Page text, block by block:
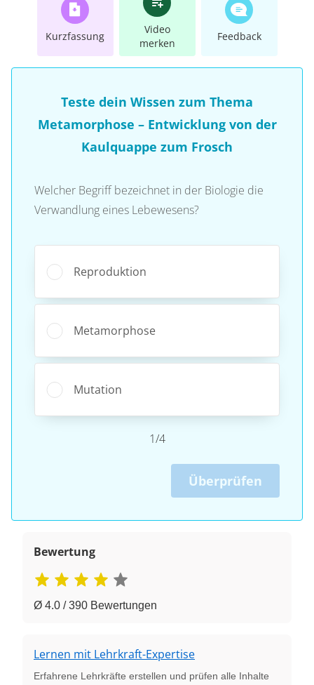
Kurzfassung
Video
merken
Feedback
Teste dein Wissen zum Thema
Metamorphose – Entwicklung von der
Kaulquappe zum Frosch
Welcher Begriff bezeichnet in der Biologie die
Verwandlung eines Lebewesens?
Reproduktion
Metamorphose
Mutation
1/4
Überprüfen
Bewertung
Ø 4.0 / 390 Bewertungen
Lernen mit Lehrkraft-Expertise
Erfahrene Lehrkräfte erstellen und prüfen alle Inhalte